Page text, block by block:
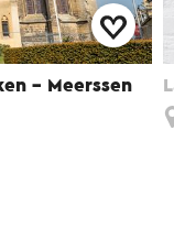
- Meerssen